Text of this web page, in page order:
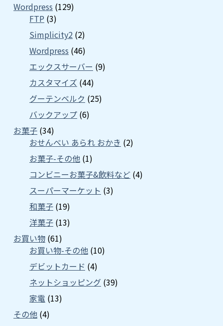
Wordpress (129)
FTP (3)
Simplicity2 (2)
Wordpress (46)
エックスサーバー (9)
カスタマイズ (44)
グーテンベルク (25)
バックアップ (6)
お菓子 (34)
おせんべい あられ おかき (2)
お菓子-その他 (1)
コンビニーお菓子&飲料など (4)
スーパーマーケット (3)
和菓子 (19)
洋菓子 (13)
お買い物 (61)
お買い物-その他 (10)
デビットカード (4)
ネットショッピング (39)
家電 (13)
その他 (4)